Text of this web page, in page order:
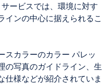
ービスでは、環境に対す
インの中心に据えられるこ
スカラーのカラー パレッ
の写真のガイドライン、生
仕様などが紹介されていま